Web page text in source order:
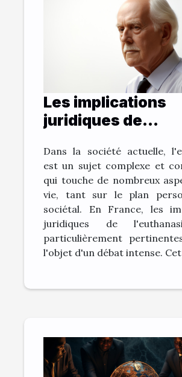
Les implications
juridiques de
Dans la société actuelle,
est un sujet complexe et
qui touche de nombreux
vie, tant sur le plan
sociétal. En France, les
juridiques de
particulièrement
l'objet d'un débat intense.